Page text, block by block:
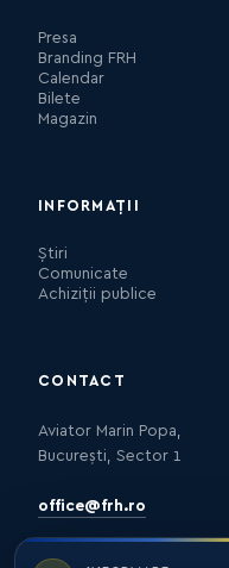
Presa
Branding FRH
Calendar
Bilete
Magazin
INFORMAȚII
Știri
Comunicate
Achiziții publice
CONTACT
Aviator Marin Popa,
București, Sector 1
office@frh.ro